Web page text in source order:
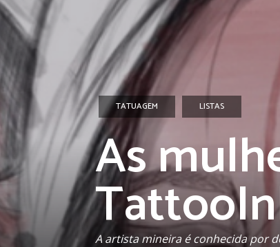
TATUAGEM LISTAS
As
A artista mineira é conhecida por